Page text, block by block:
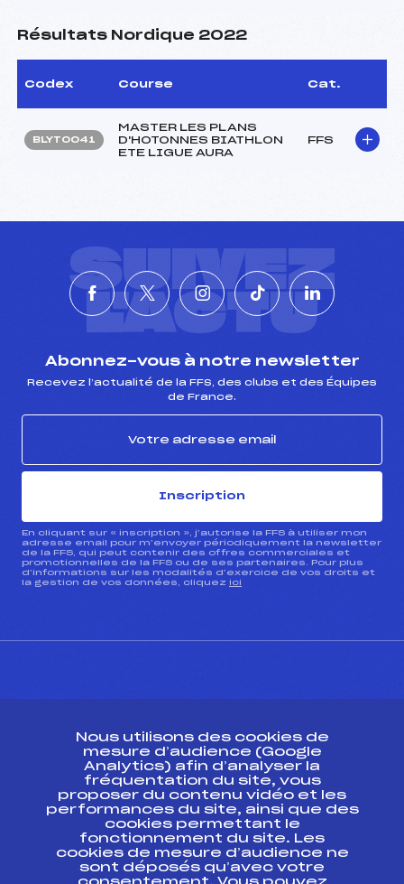
Résultats Nordique 2022
Codex Course Cat.
BLYT0041
MASTER LES PLANS
D'HOTONNES BIATHLON
ETE LIGUE AURA
FFS
SUIVEZ
L'ACTU
Abonnez-vous à notre newsletter
Recevez l’actualité de la FFS, des clubs et des Équipes
de France.
Inscription
En cliquant sur « inscription », j’autorise la FFS à utiliser mon
adresse email pour m’envoyer périodiquement la newsletter
de la FFS, qui peut contenir des offres commerciales et
promotionnelles de la FFS ou de ses partenaires. Pour plus
d’informations sur les modalités d’exercice de vos droits et
la gestion de vos données, cliquez ici
ESPACE PRESSE
Ressources
Pass’Neige
Projet sportif fédéral
Projet de performance fédéral
Antidopage
Nous utilisons des cookies de
mesure d’audience (Google
Analytics) afin d’analyser la
fréquentation du site, vous
proposer du contenu vidéo et les
performances du site, ainsi que des
cookies permettant le
fonctionnement du site. Les
cookies de mesure d’audience ne
sont déposés qu’avec votre